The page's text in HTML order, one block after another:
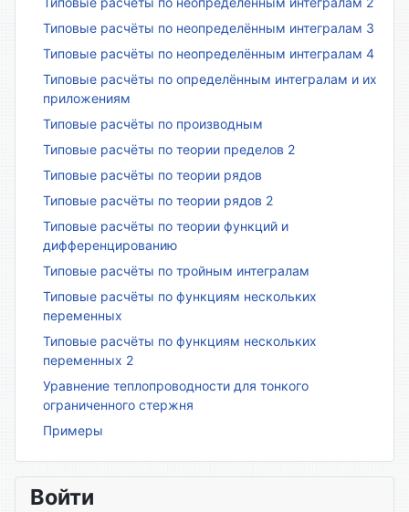
Типовые расчёты по неопределённым интегралам 3
Типовые расчёты по неопределённым интегралам 4
Типовые расчёты по определённым интегралам и их
приложениям
Типовые расчёты по производным
Типовые расчёты по теории пределов 2
Типовые расчёты по теории рядов
Типовые расчёты по теории рядов 2
Типовые расчёты по теории функций и
дифференцированию
Типовые расчёты по тройным интегралам
Типовые расчёты по функциям нескольких
переменных
Типовые расчёты по функциям нескольких
переменных 2
Уравнение теплопроводности для тонкого
ограниченного стержня
Примеры
Войти